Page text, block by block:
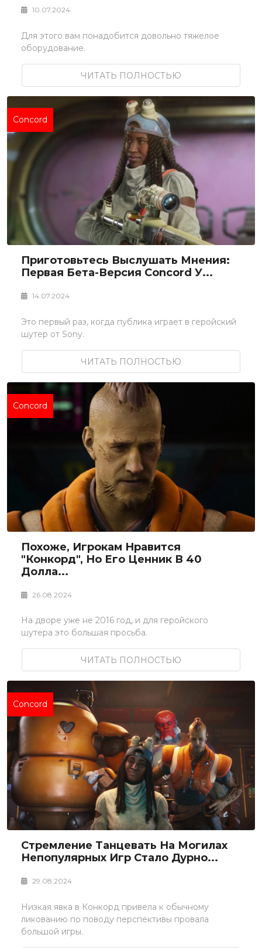
10.07.2024
Для этого вам понадобится довольно тяжелое
оборудование.
ЧИТАТЬ ПОЛНОСТЬЮ
Concord
Приготовьтесь Выслушать Мнения:
Первая Бета-Версия Concord У...
14.07.2024
Это первый раз, когда публика играет в геройский
шутер от Sony.
ЧИТАТЬ ПОЛНОСТЬЮ
Concord
Похоже, Игрокам Нравится
"Конкорд", Но Его Ценник В 40
Долла...
26.08.2024
На дворе уже не 2016 год, и для геройского
шутера это большая просьба.
ЧИТАТЬ ПОЛНОСТЬЮ
Concord
Стремление Танцевать На Могилах
Непопулярных Игр Стало Дурно...
29.08.2024
Низкая явка в Конкорд привела к обычному
ликованию по поводу перспективы провала
большой игры.